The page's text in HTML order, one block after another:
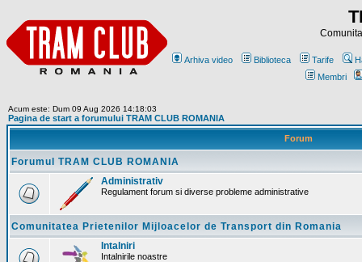
Arhiva video Biblioteca Tarife
Membri
Acum este: Dum 09 Aug 2026 14:18:03
Pagina de start a forumului TRAM CLUB ROMANIA
Forum
Forumul TRAM CLUB ROMANIA
Administrativ
Regulament forum si diverse probleme administrative
Comunitatea Prietenilor Mijloacelor de Transport din Romania
Intalniri
Intalnirile noastre